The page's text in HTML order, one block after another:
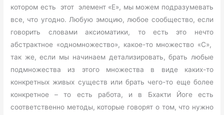
котором есть этот элемент «Е», мы можем подразумевать
все, что угодно. Любую эмоцию, любое сообщество, если
говорить словами аксиоматики, то есть это нечто
абстрактное «одномножество», какое-то множество «С»,
так же, если мы начинаем детализировать, брать любые
подмножества из этого множества в виде каких-то
конкретных живых существ или брать чего-то еще более
конкретное – то есть работа, и в Бхакти Йоге есть
соответственно методы, которые говорят о том, что нужно